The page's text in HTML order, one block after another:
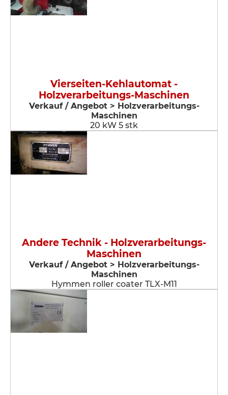
Vierseiten-Kehlautomat -
Holzverarbeitungs-Maschinen
Verkauf / Angebot > Holzverarbeitungs-
Maschinen
20 kW 5 stk
Andere Technik - Holzverarbeitungs-
Maschinen
Verkauf / Angebot > Holzverarbeitungs-
Maschinen
Hymmen roller coater TLX-M11